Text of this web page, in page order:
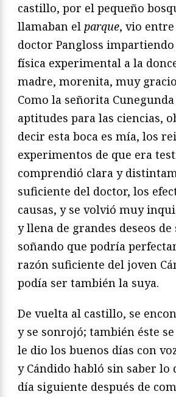
castillo, por el pequeño
llamaban el parque, vio
doctor Pangloss
física experimental a la
madre, morenita, muy
Como la señorita
aptitudes para las ciencias,
decir esta boca es mía, los
experimentos de que era
comprendió clara y
suficiente del doctor, los
causas, y se volvió muy
y llena de grandes deseos de
soñando que podría
razón suficiente del joven
podía ser también la suya.
De vuelta al castillo, se
y se sonrojó; también éste
le dio los buenos días con
y Cándido habló sin saber lo
día siguiente después de